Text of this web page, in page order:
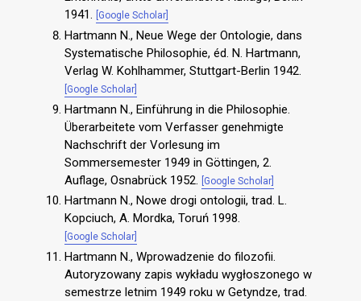
1941.
[Google Scholar]
Hartmann N., Neue Wege der Ontologie, dans
Systematische Philosophie, éd. N. Hartmann,
Verlag W. Kohlhammer, Stuttgart-Berlin 1942.
[Google Scholar]
Hartmann N., Einführung in die Philosophie.
Überarbeitete vom Verfasser genehmigte
Nachschrift der Vorlesung im
Sommersemester 1949 in Göttingen, 2.
Auflage, Osnabrück 1952.
[Google Scholar]
Hartmann N., Nowe drogi ontologii, trad. L.
Kopciuch, A. Mordka, Toruń 1998.
[Google Scholar]
Hartmann N., Wprowadzenie do filozofii.
Autoryzowany zapis wykładu wygłoszonego w
semestrze letnim 1949 roku w Getyndze, trad.